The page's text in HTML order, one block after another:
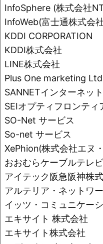
InfoSphere (株式会社
InfoWeb(富士通株式会
KDDI CORPORATION
KDDI株式会社
LINE株式会社
Plus One marketing
SANNETインターネッ
SEIオプティフロンティ
SO-Net サービス
So-net サービス
XePhion(株式会社エヌ
おおむらケーブルテレ
アイテック阪急阪神株
アルテリア・ネットワ
イッツ・コミュニケー
エキサイト 株式会社
エキサイト株式会社